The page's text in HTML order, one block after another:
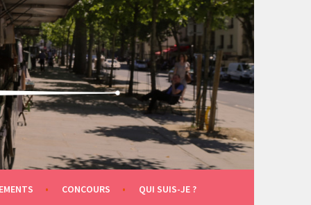
CONCOURS QUI SUIS-JE ?